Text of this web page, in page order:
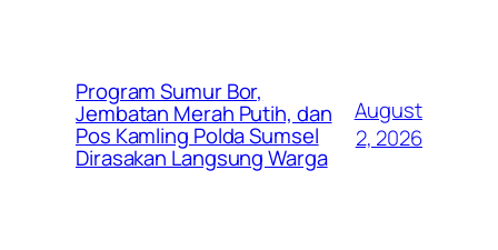
Program Sumur Bor,
Jembatan Merah Putih, dan
Pos Kamling Polda Sumsel
Dirasakan Langsung Warga
August
2, 2026